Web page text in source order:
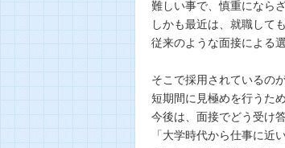
難しい事で、慎重になら
しかも最近は、就職して
従来のような面接による
そこで採用されているの
短期間に見極めを行うた
今後は、面接でどう受け
「大学時代から仕事に近